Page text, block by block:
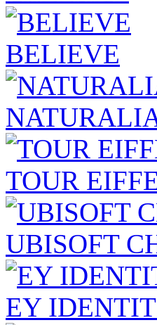
BELIEVE
TOUR
UBISOFT
EY